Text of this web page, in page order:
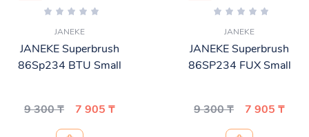
JANEKE
JANEKE Superbrush
86Sp234 BTU Small
9 300 ₸ 7 905 ₸
JANEKE
JANEKE Superbrush
86SP234 FUX Small
9 300 ₸ 7 905 ₸